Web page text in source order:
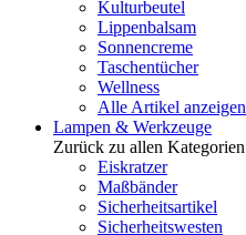
Kulturbeutel
Lippenbalsam
Sonnencreme
Taschentücher
Wellness
Alle Artikel anzeigen
Lampen & Werkzeuge
Zurück zu allen Kategorien
Eiskratzer
Maßbänder
Sicherheitsartikel
Sicherheitswesten